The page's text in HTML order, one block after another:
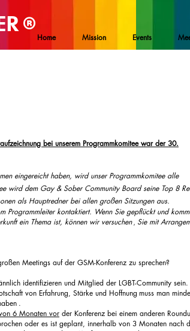
Home Mission Events
®
bei unserem Programmkomitee war der 30.
eingereicht haben, wird unser Programmkomitee alle
wird dem Gay & Sober Community Board seine Top 8
als Hauptredner bei allen großen Sitzungen aus.
Programmleiter kontaktiert. Wenn Sie gepflückt und
ein Thema ist, können wir versuchen, Sie mit
Meetings auf der GSM-Konferenz zu sprechen?
identifizieren und Mitglied der LGBT-Community sein.
von Erfahrung, Stärke und Hoffnung muss man
.
6 Monaten vor der Konferenz bei einem anderen
oder es ist geplant, innerhalb von 3 Monaten nach